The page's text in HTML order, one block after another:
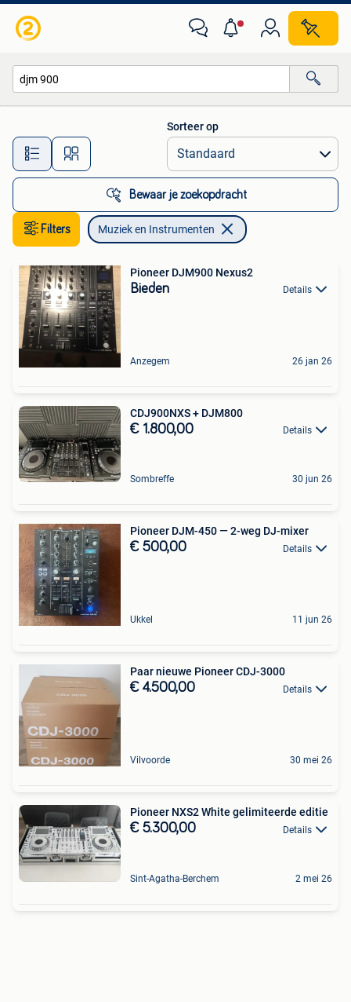
Alle afstanden…
Sorteer op
Bewaar je zoekopdracht
Filters Muziek en Instrumenten
Pioneer DJM900 Nexus2
Bieden Details
Anzegem 26 jan 26
CDJ900NXS + DJM800
€ 1.800,00 Details
Sombreffe 30 jun 26
Pioneer DJM-450 — 2-weg DJ-mixer
€ 500,00 Details
Ukkel 11 jun 26
Paar nieuwe Pioneer CDJ-3000
€ 4.500,00 Details
Vilvoorde 30 mei 26
Pioneer NXS2 White gelimiteerde editie
€ 5.300,00 Details
Sint-Agatha-Berchem 2 mei 26